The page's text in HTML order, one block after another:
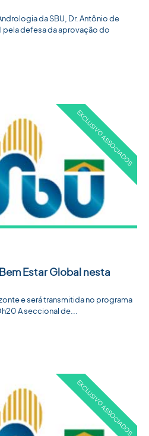
da SBU, Dr. Antônio de
pela defesa da aprovação do
Estar Global nesta
e será transmitida no programa
A seccional de...